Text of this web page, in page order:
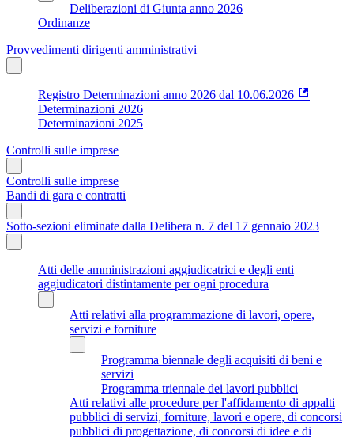
Deliberazioni di Giunta anno 2026
Ordinanze
Provvedimenti dirigenti amministrativi
Registro Determinazioni anno 2026 dal 10.06.2026
Determinazioni 2026
Determinazioni 2025
Controlli sulle imprese
Controlli sulle imprese
Bandi di gara e contratti
Sotto-sezioni eliminate dalla Delibera n. 7 del 17 gennaio 2023
Atti delle amministrazioni aggiudicatrici e degli enti
aggiudicatori distintamente per ogni procedura
Atti relativi alla programmazione di lavori, opere,
servizi e forniture
Programma biennale degli acquisiti di beni e
servizi
Programma triennale dei lavori pubblici
Atti relativi alle procedure per l'affidamento di appalti
pubblici di servizi, forniture, lavori e opere, di concorsi
pubblici di progettazione, di concorsi di idee e di